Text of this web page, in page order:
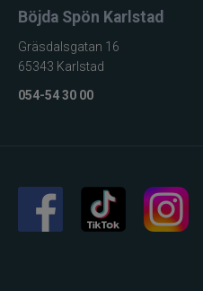
Böjda Spön Karlstad
Gräsdalsgatan 16
65343 Karlstad
054-54 30 00